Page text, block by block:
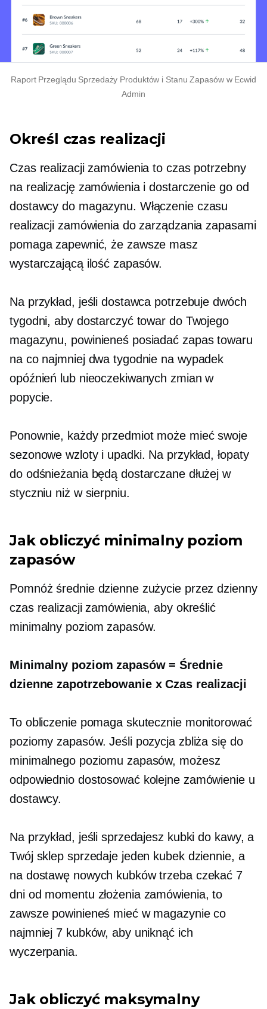
Raport Przeglądu Sprzedaży Produktów i Stanu Zapasów w Ecwid
Admin
Określ czas realizacji
Czas realizacji zamówienia to czas potrzebny
na realizację zamówienia i dostarczenie go od
dostawcy do magazynu. Włączenie czasu
realizacji zamówienia do zarządzania zapasami
pomaga zapewnić, że zawsze masz
wystarczającą ilość zapasów.
Na przykład, jeśli dostawca potrzebuje dwóch
tygodni, aby dostarczyć towar do Twojego
magazynu, powinieneś posiadać zapas towaru
na co najmniej dwa tygodnie na wypadek
opóźnień lub nieoczekiwanych zmian w
popycie.
Ponownie, każdy przedmiot może mieć swoje
sezonowe wzloty i upadki. Na przykład, łopaty
do odśnieżania będą dostarczane dłużej w
styczniu niż w sierpniu.
Jak obliczyć minimalny poziom
zapasów
Pomnóż średnie dzienne zużycie przez dzienny
czas realizacji zamówienia, aby określić
minimalny poziom zapasów.
Minimalny poziom zapasów = Średnie
dzienne zapotrzebowanie x Czas realizacji
To obliczenie pomaga skutecznie monitorować
poziomy zapasów. Jeśli pozycja zbliża się do
minimalnego poziomu zapasów, możesz
odpowiednio dostosować kolejne zamówienie u
dostawcy.
Na przykład, jeśli sprzedajesz kubki do kawy, a
Twój sklep sprzedaje jeden kubek dziennie, a
na dostawę nowych kubków trzeba czekać 7
dni od momentu złożenia zamówienia, to
zawsze powinieneś mieć w magazynie co
najmniej 7 kubków, aby uniknąć ich
wyczerpania.
Jak obliczyć maksymalny